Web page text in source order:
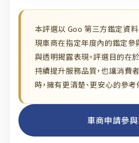
本評選以 Goo 第三方鑑定資料
現車商在指定年度內的鑑定參
與透明揭露表現。評選目的在
持續提升服務品質，也讓消費
時，擁有更清楚、更安心的參考
車商申請參